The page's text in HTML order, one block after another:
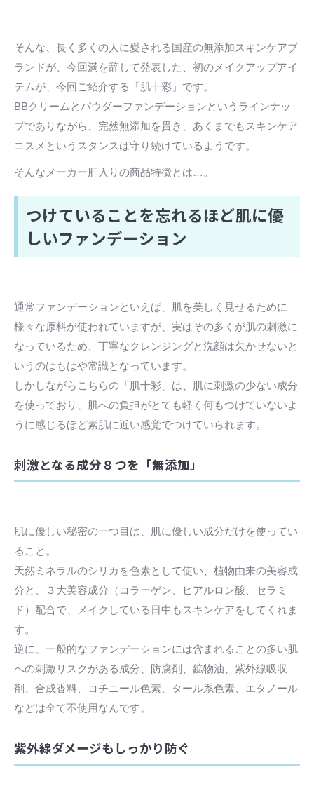
そんな、長く多くの人に愛される国産の無添加スキンケアブ
ランドが、今回満を辞して発表した、初のメイクアップアイ
テムが、今回ご紹介する「肌十彩」です。
BBクリームとパウダーファンデーションというラインナッ
プでありながら、完然無添加を貫き、あくまでもスキンケア
コスメというスタンスは守り続けているようです。
そんなメーカー肝入りの商品特徴とは…。
つけていることを忘れるほど肌に優
しいファンデーション
通常ファンデーションといえば、肌を美しく見せるために
様々な原料が使われていますが、実はその多くが肌の刺激に
なっているため、丁寧なクレンジングと洗顔は欠かせないと
いうのはもはや常識となっています。
しかしながらこちらの「肌十彩」は、肌に刺激の少ない成分
を使っており、肌への負担がとても軽く何もつけていないよ
うに感じるほど素肌に近い感覚でつけていられます。
刺激となる成分８つを「無添加」
肌に優しい秘密の一つ目は、肌に優しい成分だけを使ってい
ること。
天然ミネラルのシリカを色素として使い、植物由来の美容成
分と、３大美容成分（コラーゲン、ヒアルロン酸、セラミ
ド）配合で、メイクしている日中もスキンケアをしてくれま
す。
逆に、一般的なファンデーションには含まれることの多い肌
への刺激リスクがある成分、防腐剤、鉱物油、紫外線吸収
剤、合成香料、コチニール色素、タール系色素、エタノール
などは全て不使用なんです。
紫外線ダメージもしっかり防ぐ